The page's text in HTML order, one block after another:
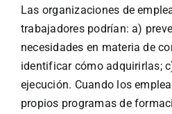
Las organizaciones de
trabajadores podrían: a)
necesidades en materia de
identificar cómo adquirirlas;
ejecución. Cuando los
propios programas de